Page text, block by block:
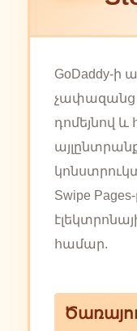
GoDaddy-ի
չափազանց
դոմեյնով և
Swipe
համար.